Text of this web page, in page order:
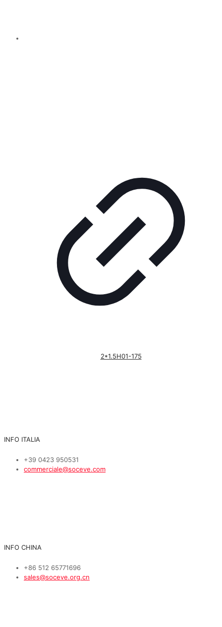
2*1.5H01-175
INFO ITALIA
+39 0423 950531
commerciale@soceve.com
INFO CHINA
+86 512 65771696
sales@soceve.org.cn